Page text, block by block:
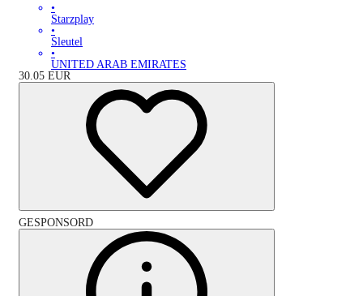
•
Starzplay
•
Sleutel
•
UNITED ARAB EMIRATES
30.05 EUR
GESPONSORD